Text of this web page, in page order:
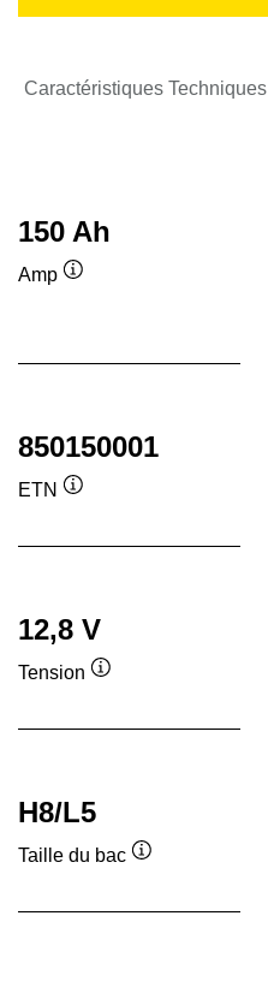
Caractéristiques Techniques
150 Ah
Amp
850150001
ETN
12,8 V
Tension
H8/L5
Taille du bac